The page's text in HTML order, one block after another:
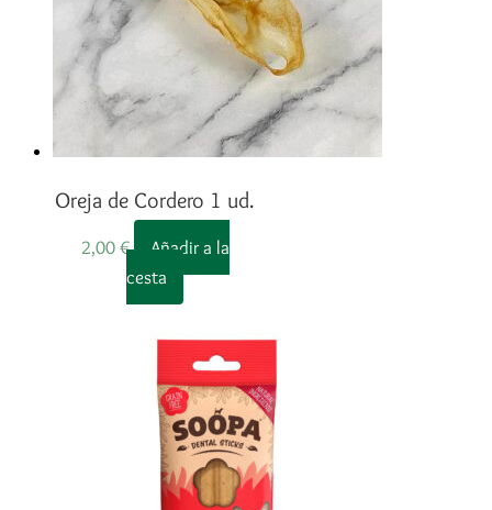
Oreja de Cordero 1 ud.
2,00 €
Añadir a la
cesta